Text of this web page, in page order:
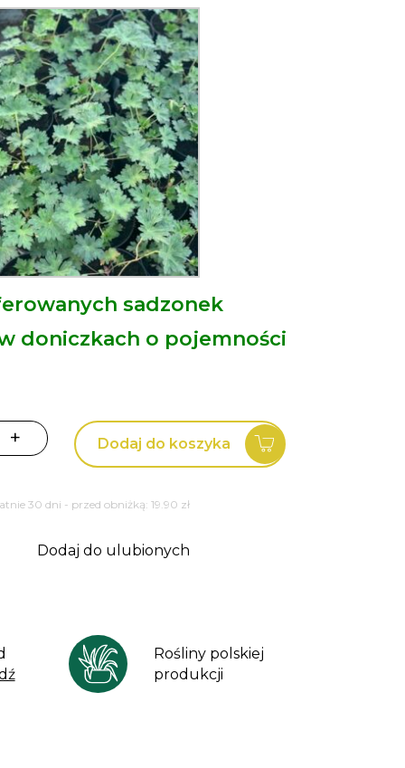
sadzonek
doniczkach o pojemności
+ Dodaj do koszyka
30 dni - przed obniżką: 19.90 zł
Dodaj do ulubionych
Rośliny polskiej
produkcji